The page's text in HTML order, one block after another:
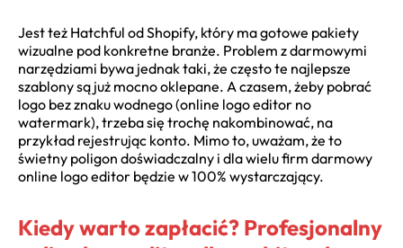
Jest też Hatchful od Shopify, który ma gotowe pakiety
wizualne pod konkretne branże. Problem z darmowymi
narzędziami bywa jednak taki, że często te najlepsze
szablony są już mocno oklepane. A czasem, żeby pobrać
logo bez znaku wodnego (online logo editor no
watermark), trzeba się trochę nakombinować, na
przykład rejestrując konto. Mimo to, uważam, że to
świetny poligon doświadczalny i dla wielu firm darmowy
online logo editor będzie w 100% wystarczający.
Kiedy warto zapłacić? Profesjonalny